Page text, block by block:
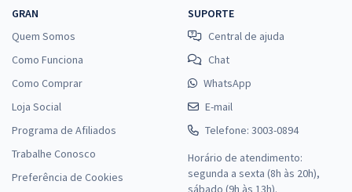
GRAN
Quem Somos
Como Funciona
Como Comprar
Loja Social
Programa de Afiliados
Trabalhe Conosco
Preferência de Cookies
SUPORTE
Central de ajuda
Chat
WhatsApp
E-mail
Telefone: 3003-0894
Horário de atendimento:
segunda a sexta (8h às 20h),
sábado (9h às 13h).